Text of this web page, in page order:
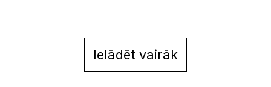
Ielādēt vairāk